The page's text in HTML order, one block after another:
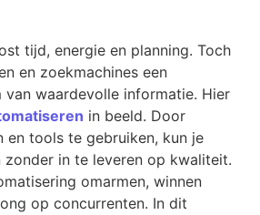
tijd, energie en planning. Toch
en zoekmachines een
waardevolle informatie. Hier
in beeld. Door
en tools te gebruiken, kun je
zonder in te leveren op kwaliteit.
omarmen, winnen
op concurrenten. In dit